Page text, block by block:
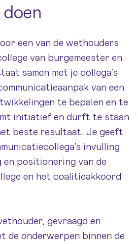
een van de wethouders
van burgemeester en
samen met je collega’s
van een
te bepalen en te
initiatief en durft te staan
beste resultaat. Je geeft
invulling
en positionering van de
en het coalitieakkoord
gevraagd en
de onderwerpen binnen de